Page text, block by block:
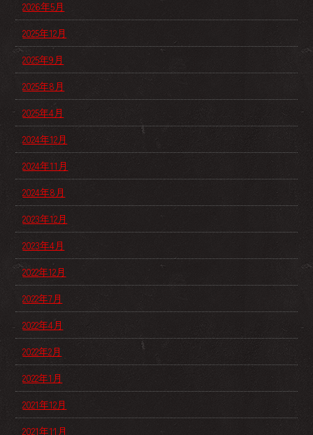
2026年5月
2025年12月
2025年9月
2025年8月
2025年4月
2024年12月
2024年11月
2024年8月
2023年12月
2023年4月
2022年12月
2022年7月
2022年4月
2022年2月
2022年1月
2021年12月
2021年11月